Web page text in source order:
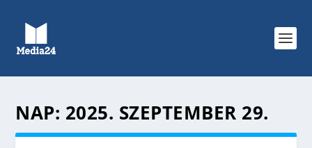
NAP: 2025. SZEPTEMBER 29.